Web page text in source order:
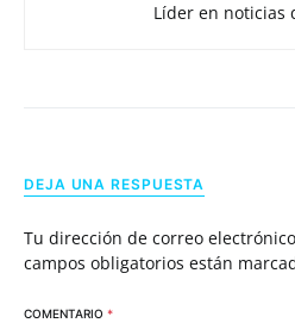
Líder en noticias
DEJA UNA RESPUESTA
Tu dirección de correo
campos obligatorios están
COMENTARIO *